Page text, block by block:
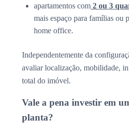
apartamentos com 2 ou 3
mais espaço para famílias ou
home office.
Independentemente da
avaliar localização, mobilidade,
total do imóvel.
Vale a pena investir em
planta?